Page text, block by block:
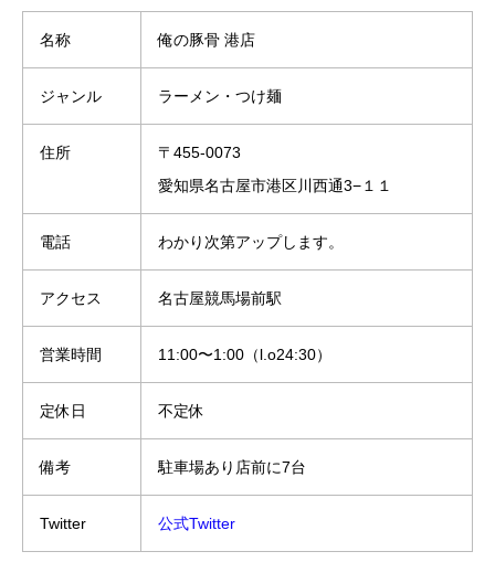
名称 俺の豚骨 港店
ジャンル ラーメン・つけ麺
住所
〒455-0073
愛知県名古屋市港区川西通3−１１
電話 わかり次第アップします。
アクセス 名古屋競馬場前駅
営業時間 11:00〜1:00（l.o24:30）
定休日 不定休
備考 駐車場あり店前に7台
Twitter 公式Twitter